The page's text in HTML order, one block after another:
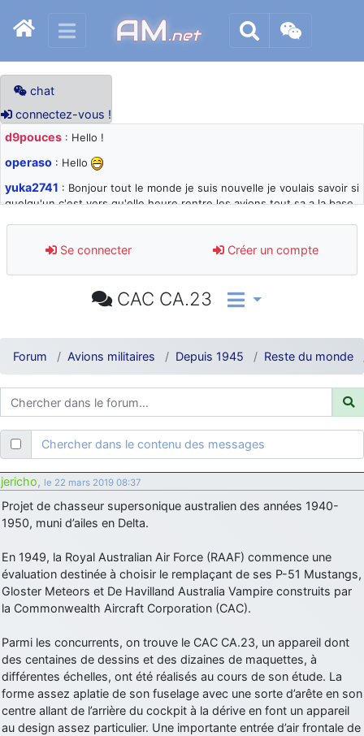
AM.net
chat
connectez-vous !
d9pouces : Hello !
operaso : Hello
yuka2741 : Bonjour tout le monde je suis nouvelle je voulais savoir si
quelqu'un c'est vers qu'elle heure rentre les avions tout sa a la base
d9pouces: désolé pour les quelques blocages du site ces derniers
jours : je teste des méthodes contre le spam et les bots trop nocifs
: Super, la nouvelle bannière
comprendre
d9pouces: ouakamois > si tu parles du sujet sur l'Armée de l'Air,
bien sûr que oui !
je suis un avion@,._,+: Bonjour je viens d'arriver il y a quelques
moi et quelques avions n'ont pas les mêmes noms qu'aujourd'hui
ouakamois: Bonjourà toutes et à tous.en espérantque ces
quelques images du Pays Basque vous auront plu ; Agur…
d9pouces : Malheureusement non
meeting de Lann Bihoué de 2026 ?
cachée dans les pins : Coucou et excellente année 2026 à tous et
au site!
2026 !
little boy
: je vous souhaite un bon réveillon pour cette nouvelle
année!
jericho: Merci D9pouces, à mon tour de souhaiter un Joyeux Noël
et de bonnes fêtes de fin d'année.
Se connecter Créer un compte
CAC CA.23
Forum Avions militaires Depuis 1945 Reste du monde
Chercher dans le contenu des messages
jericho, le 22 mars 2019 08:37
Projet de chasseur supersonique australien des années 1940-
1950, muni d’ailes en Delta.
En 1949, la Royal Australian Air Force (RAAF) commence une
évaluation destinée à choisir le remplaçant de ses P-51 Mustangs,
Gloster Meteors et De Havilland Australia Vampire construits par
la Commonwealth Aircraft Corporation (CAC).
Parmi les concurrents, on trouve le CAC CA.23, un appareil dont
des centaines de dessins et des dizaines de maquettes, à
différentes échelles, ont été réalisés au cours de son étude. La
forme assez aplatie de son fuselage avec une sorte d’arête en son
centre allant de l’arrière du cockpit à la dérive en font un appareil
au design assez particulier. Une importante entrée d’air frontale de